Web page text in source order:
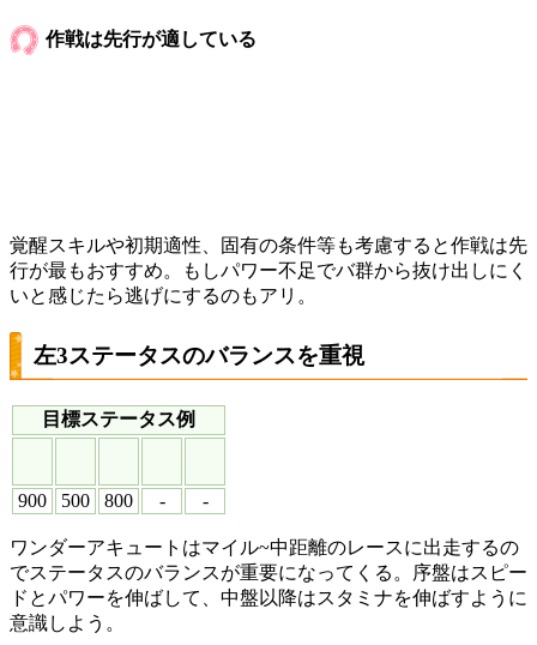
作戦は先行が適している
覚醒スキルや初期適性、固有の条件等も考慮すると作戦は先
行が最もおすすめ。もしパワー不足でバ群から抜け出しにく
いと感じたら逃げにするのもアリ。
左3ステータスのバランスを重視
目標ステータス例
900 500 800 - -
ワンダーアキュートはマイル~中距離のレースに出走するの
でステータスのバランスが重要になってくる。序盤はスピー
ドとパワーを伸ばして、中盤以降はスタミナを伸ばすように
意識しよう。